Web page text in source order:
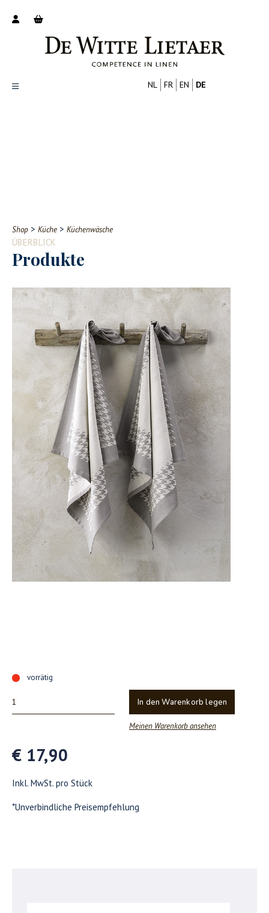
Contact
NL FR EN DE
Shop > Küche > Küchenwäsche
ÜBERBLICK
Produkte
vorrätig
In den Warenkorb legen
Meinen Warenkorb ansehen
€ 17,90
Inkl. MwSt. pro Stück
*Unverbindliche Preisempfehlung